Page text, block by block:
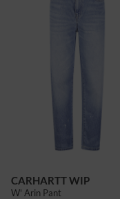
CARHARTT WIP
W' Arin Pant